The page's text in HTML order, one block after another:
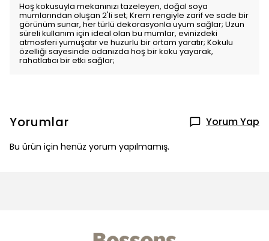
Hoş kokusuyla mekanınızı tazeleyen, doğal soya
mumlarından oluşan 2'li set; Krem rengiyle zarif ve sade bir
görünüm sunar, her türlü dekorasyonla uyum sağlar; Uzun
süreli kullanım için ideal olan bu mumlar, evinizdeki
atmosferi yumuşatır ve huzurlu bir ortam yaratır; Kokulu
özelliği sayesinde odanızda hoş bir koku yayarak,
rahatlatıcı bir etki sağlar;
Yorumlar Yorum Yap
Bu ürün için henüz yorum yapılmamış.